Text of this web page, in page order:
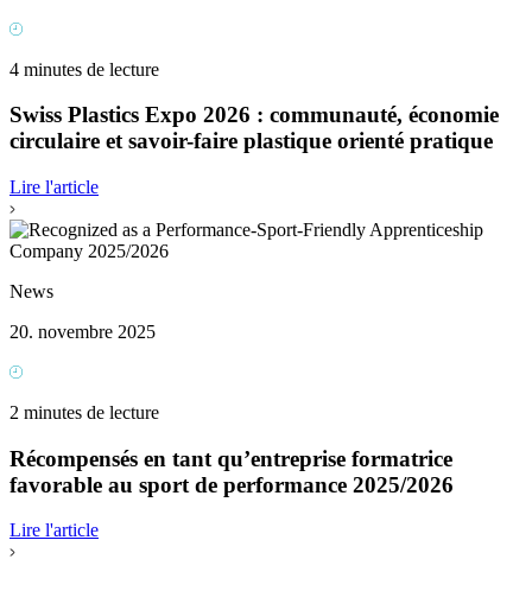
4 minutes de lecture
Swiss Plastics Expo 2026 : communauté, économie
circulaire et savoir-faire plastique orienté pratique
Lire l'article
News
20. novembre 2025
2 minutes de lecture
Récompensés en tant qu’entreprise formatrice
favorable au sport de performance 2025/2026
Lire l'article